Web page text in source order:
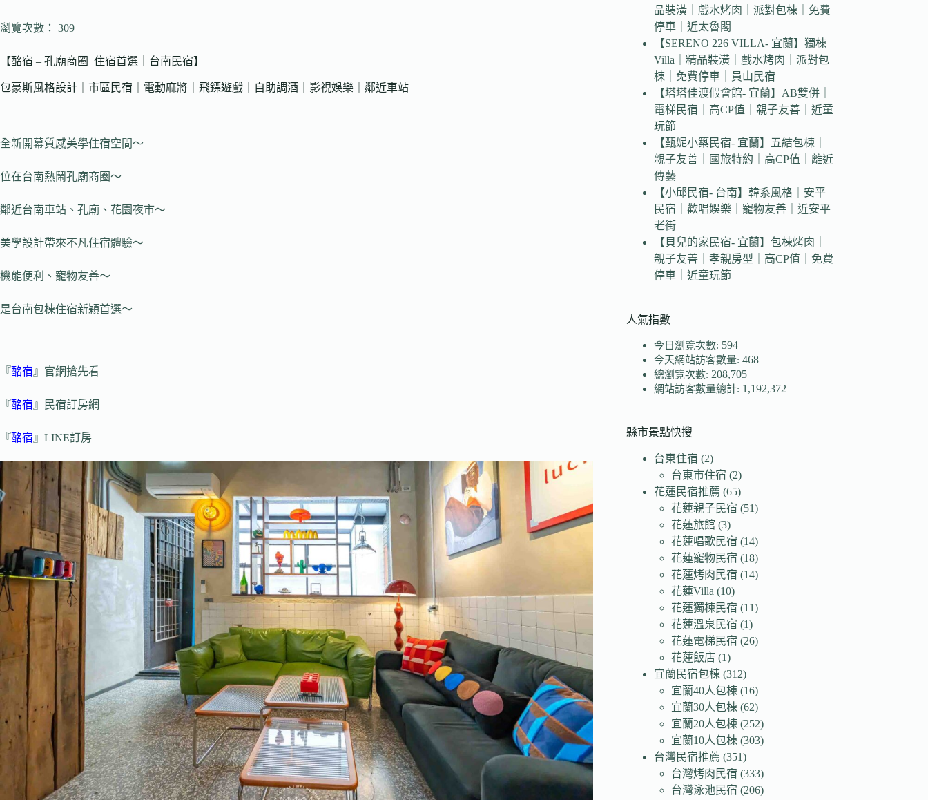
瀏覽次數： 309
【酩宿 – 孔廟商圈 住宿首選｜台南民宿】
包豪斯風格設計｜市區民宿｜電動麻將｜飛鏢遊戲｜自助調酒｜影視娛樂｜鄰近車站
全新開幕質感美學住宿空間～
位在台南熱鬧孔廟商圈～
鄰近台南車站、孔廟、花園夜市～
美學設計帶來不凡住宿體驗～
機能便利、寵物友善～
是台南包棟住宿新穎首選～
『酩宿 』官網搶先看
『酩宿 』民宿訂房網
『酩宿 』LINE訂房
品裝潢｜戲水烤肉｜派對包棟｜免費
停車｜近太魯閣
【SERENO 226 VILLA- 宜蘭】獨棟
Villa｜精品裝潢｜戲水烤肉｜派對包
棟｜免費停車｜員山民宿
【塔塔佳渡假會館- 宜蘭】AB雙併｜
電梯民宿｜高CP值｜親子友善｜近童
玩節
【甄妮小築民宿- 宜蘭】五結包棟｜
親子友善｜國旅特約｜高CP值｜離近
傳藝
【小邱民宿- 台南】韓系風格｜安平
民宿｜歡唱娛樂｜寵物友善｜近安平
老街
【貝兒的家民宿- 宜蘭】包棟烤肉｜
親子友善｜孝親房型｜高CP值｜免費
停車｜近童玩節
人氣指數
今日瀏覽次數: 594
今天網站訪客數量:468
總瀏覽次數: 208,705
網站訪客數量總計: 1,192,372
縣市景點快搜
台東住宿 (2)
台東市住宿 (2)
花蓮民宿推薦 (65)
花蓮親子民宿 (51)
花蓮旅館 (3)
花蓮唱歌民宿 (14)
花蓮寵物民宿 (18)
花蓮烤肉民宿 (14)
花蓮Villa (10)
花蓮獨棟民宿 (11)
花蓮溫泉民宿 (1)
花蓮電梯民宿 (26)
花蓮飯店 (1)
宜蘭民宿包棟 (312)
宜蘭40人包棟 (16)
宜蘭30人包棟 (62)
宜蘭20人包棟 (252)
宜蘭10人包棟 (303)
台灣民宿推薦 (351)
台灣烤肉民宿 (333)
台灣泳池民宿 (206)